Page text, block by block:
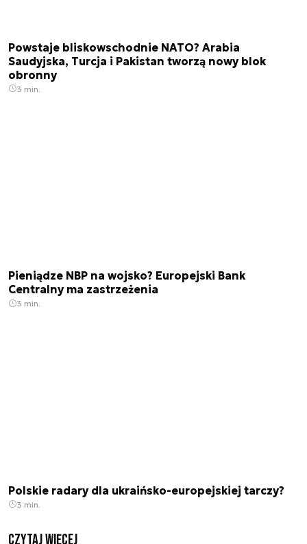
Powstaje bliskowschodnie NATO? Arabia
Saudyjska, Turcja i Pakistan tworzą nowy blok
obronny
3 min.
Pieniądze NBP na wojsko? Europejski Bank
Centralny ma zastrzeżenia
3 min.
Polskie radary dla ukraińsko-europejskiej tarczy?
3 min.
czytaj więcej